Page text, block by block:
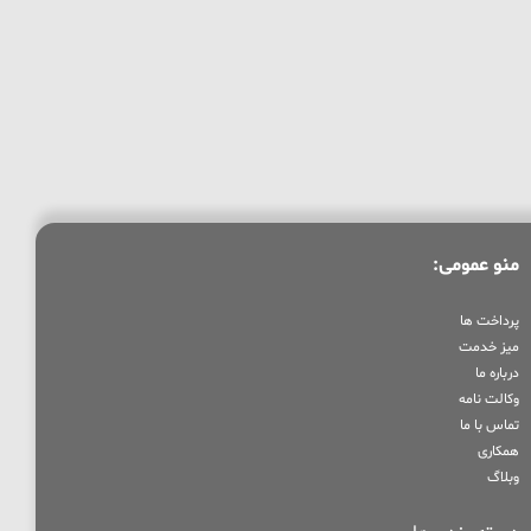
منو عمومی:
پرداخت ها
میز خدمت
درباره ما
وکالت نامه
تماس با ما
همکاری
وبلاگ